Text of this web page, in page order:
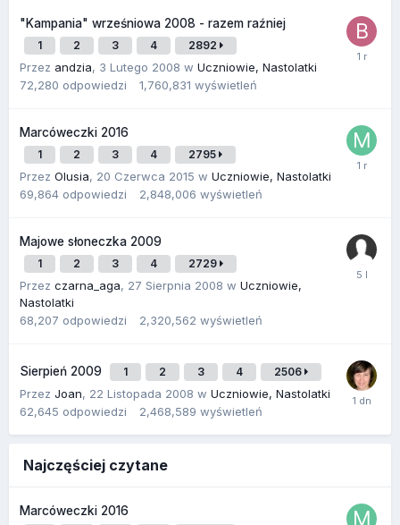
"Kampania" wrześniowa 2008 - razem raźniej
1 2 3 4 2892
Przez andzia, 3 Lutego 2008 w Uczniowie, Nastolatki
72,280 odpowiedzi 1,760,831 wyświetleń
Marcóweczki 2016
1 2 3 4 2795
Przez Olusia, 20 Czerwca 2015 w Uczniowie, Nastolatki
69,864 odpowiedzi 2,848,006 wyświetleń
Majowe słoneczka 2009
1 2 3 4 2729
Przez czarna_aga, 27 Sierpnia 2008 w Uczniowie,
Nastolatki
68,207 odpowiedzi 2,320,562 wyświetleń
Sierpień 2009 1 2 3 4 2506
Przez Joan, 22 Listopada 2008 w Uczniowie, Nastolatki
62,645 odpowiedzi 2,468,589 wyświetleń
Najczęściej czytane
Marcóweczki 2016